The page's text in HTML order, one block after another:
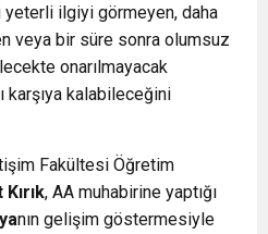
ilgiyi görmeyen, daha
veya bir süre sonra olumsuz
onarılmayacak
karşıya kalabileceğini
Fakültesi Öğretim
, AA muhabirine yaptığı
nın gelişim göstermesiyle